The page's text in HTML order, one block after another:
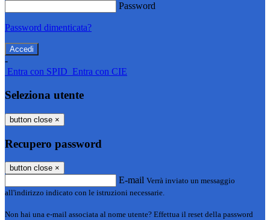
Password
Password dimenticata?
-
Entra con SPID Entra con CIE
Seleziona utente
button close ×
Recupero password
button close ×
E-mail Verrà inviato un messaggio
all'indirizzo indicato con le istruzioni necessarie.
Non hai una e-mail associata al nome utente? Effettua il reset della password